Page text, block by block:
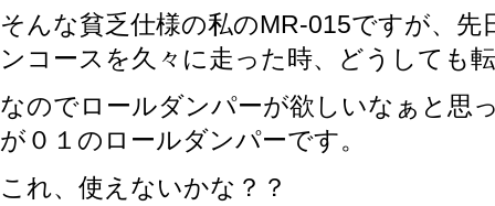
そんな貧乏仕様の私のMR-015ですが、
ンコースを久々に走った時、どうしても
なのでロールダンパーが欲しいなぁと思
が０１のロールダンパーです。
これ、使えないかな？？